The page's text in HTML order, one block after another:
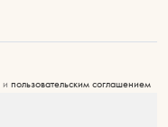
и пользовательским соглашением